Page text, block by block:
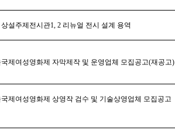
설주제전시관1, 2 리뉴얼 전시 설계 용역
국제여성영화제 자막제작 및 운영업체 모집공고(재공고)
국제여성영화제 상영작 검수 및 기술상영업체 모집공고